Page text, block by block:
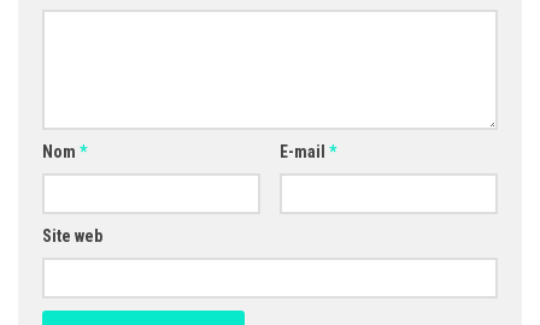
Nom * E-mail *
Site web